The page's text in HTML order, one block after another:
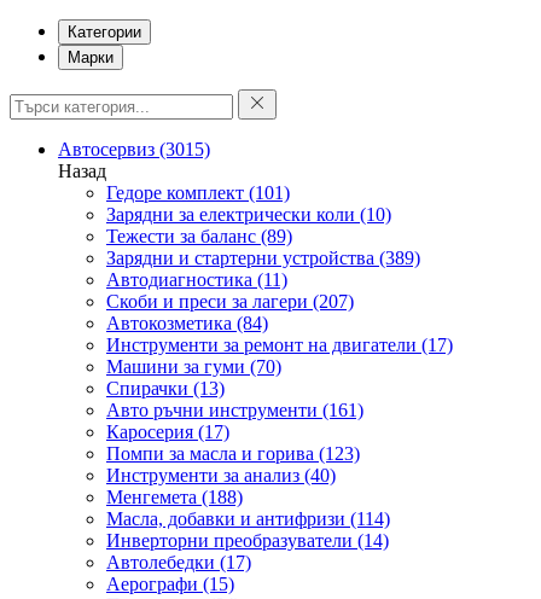
Категории
Марки
Автосервиз (3015)
Назад
Гедоре комплект (101)
Зарядни за електрически коли (10)
Тежести за баланс (89)
Зарядни и стартерни устройства (389)
Автодиагностика (11)
Скоби и преси за лагери (207)
Автокозметика (84)
Инструменти за ремонт на двигатели (17)
Машини за гуми (70)
Спирачки (13)
Авто ръчни инструменти (161)
Каросерия (17)
Помпи за масла и горива (123)
Инструменти за анализ (40)
Менгемета (188)
Масла, добавки и антифризи (114)
Инверторни преобразуватели (14)
Автолебедки (17)
Аерографи (15)